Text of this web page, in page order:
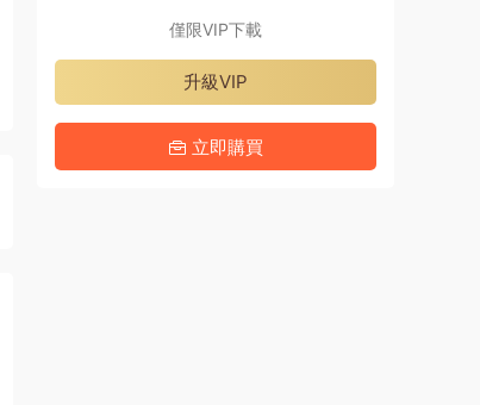
僅限VIP下載
升級VIP
立即購買